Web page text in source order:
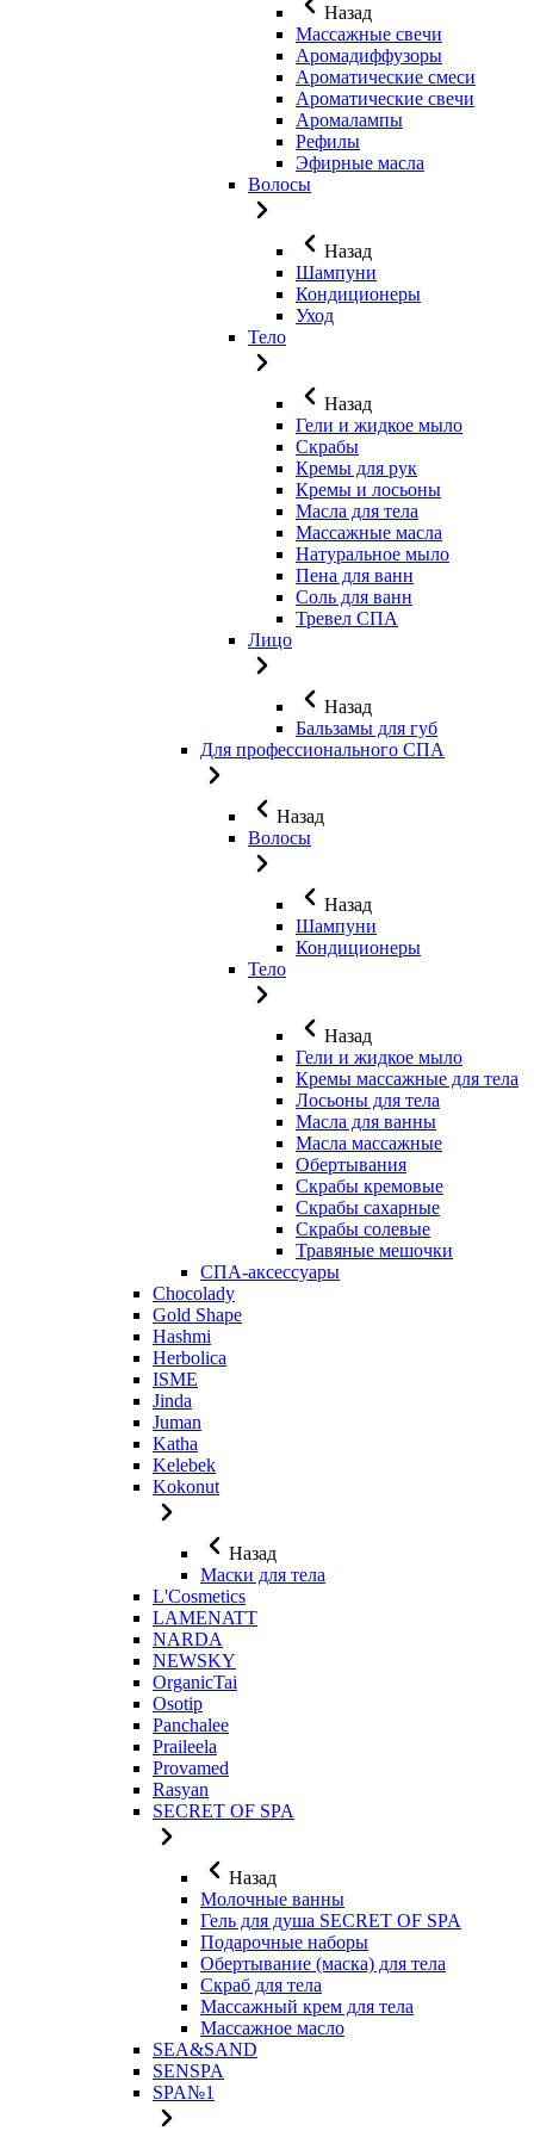
Назад
Массажные свечи
Аромадиффузоры
Ароматические смеси
Ароматические свечи
Аромалампы
Рефилы
Эфирные масла
Волосы
Назад
Шампуни
Кондиционеры
Уход
Тело
Назад
Гели и жидкое мыло
Скрабы
Кремы для рук
Кремы и лосьоны
Масла для тела
Массажные масла
Натуральное мыло
Пена для ванн
Соль для ванн
Тревел СПА
Лицо
Назад
Бальзамы для губ
Для профессионального СПА
Назад
Волосы
Назад
Шампуни
Кондиционеры
Тело
Назад
Гели и жидкое мыло
Кремы массажные для тела
Лосьоны для тела
Масла для ванны
Масла массажные
Обертывания
Скрабы кремовые
Скрабы сахарные
Скрабы солевые
Травяные мешочки
СПА-аксессуары
Chocolady
Gold Shape
Hashmi
Herbolica
ISME
Jinda
Juman
Katha
Kelebek
Kokonut
Назад
Маски для тела
L'Cosmetics
LAMENATT
NARDA
NEWSKY
OrganicTai
Osotip
Panchalee
Praileela
Provamed
Rasyan
SECRET OF SPA
Назад
Молочные ванны
Гель для душа SECRET OF SPA
Подарочные наборы
Обертывание (маска) для тела
Скраб для тела
Массажный крем для тела
Массажное масло
SEA&SAND
SENSPA
SPA№1